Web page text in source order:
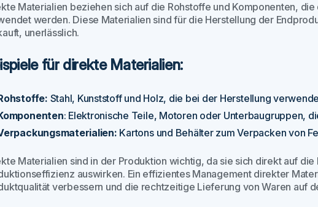
Materialien beziehen sich auf die Rohstoffe und Komponenten,
werden. Diese Materialien sind für die Herstellung der
unerlässlich.
für direkte Materialien:
Stahl, Kunststoff und Holz, die bei der Herstellung
: Elektronische Teile, Motoren oder Unterbaugruppen,
Kartons und Behälter zum Verpacken von
Materialien sind in der Produktion wichtig, da sie sich direkt auf
auswirken. Ein effizientes Management direkter
verbessern und die rechtzeitige Lieferung von Waren auf